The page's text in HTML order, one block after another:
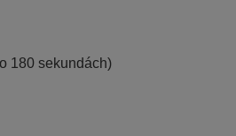
180 sekundách)